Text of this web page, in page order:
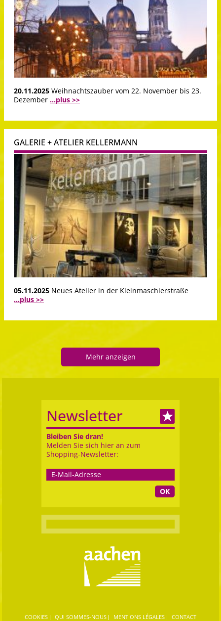
20.11.2025 Weihnachtszauber vom 22. November bis 23.
Dezember ...plus >>
GALERIE + ATELIER KELLERMANN
05.11.2025 Neues Atelier in der Kleinmaschierstraße
...plus >>
Mehr anzeigen
Newsletter
Bleiben Sie dran!
Melden Sie sich hier an zum
Shopping-Newsletter:
OK
COOKIES QUI SOMMES-NOUS MENTIONS LÉGALES CONTACT